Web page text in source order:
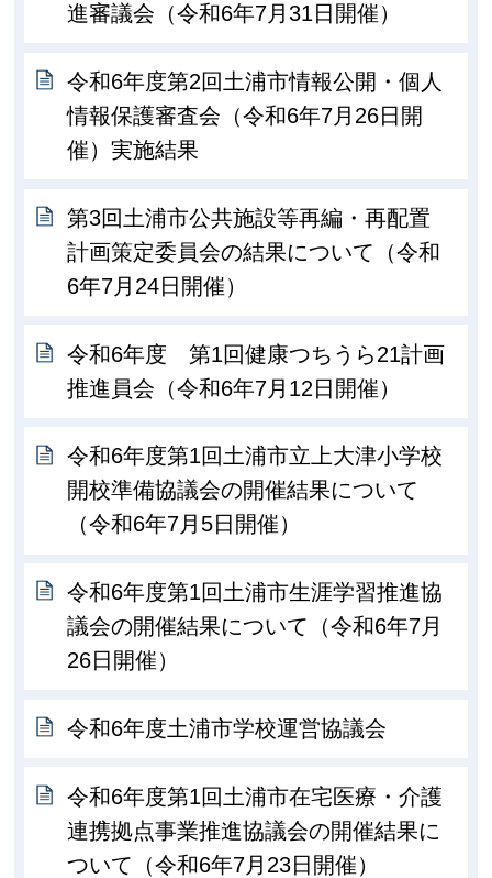
進審議会（令和6年7月31日開催）
令和6年度第2回土浦市情報公開・個人
情報保護審査会（令和6年7月26日開
催）実施結果
第3回土浦市公共施設等再編・再配置
計画策定委員会の結果について（令和
6年7月24日開催）
令和6年度 第1回健康つちうら21計画
推進員会（令和6年7月12日開催）
令和6年度第1回土浦市立上大津小学校
開校準備協議会の開催結果について
（令和6年7月5日開催）
令和6年度第1回土浦市生涯学習推進協
議会の開催結果について（令和6年7月
26日開催）
令和6年度土浦市学校運営協議会
令和6年度第1回土浦市在宅医療・介護
連携拠点事業推進協議会の開催結果に
ついて（令和6年7月23日開催）